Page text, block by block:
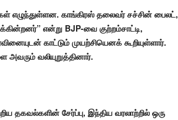
எழுந்துள்ளன. காங்கிரஸ் தலைவர் சச்சின் பைலட்,
என்று BJP-வை குற்றம்சாட்டி,
காட்டும் முயற்சியெனக் கூறியுள்ளார்.
வலியுறுத்தினார்.
தகவல்களின் சேர்ப்பு, இந்திய வரலாற்றில் ஒரு